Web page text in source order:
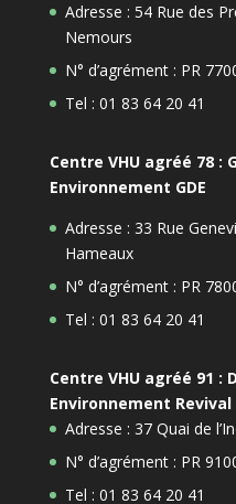
Adresse : 54 Rue des
Nemours
N° d’agrément : PR
Tel : 01 83 64 20 41
Centre VHU agréé 78 :
Environnement GDE
Adresse : 33 Rue
Hameaux
N° d’agrément : PR
Tel : 01 83 64 20 41
Centre VHU agréé 91 :
Environnement Revival
Adresse : 37 Quai de
N° d’agrément : PR
Tel : 01 83 64 20 41